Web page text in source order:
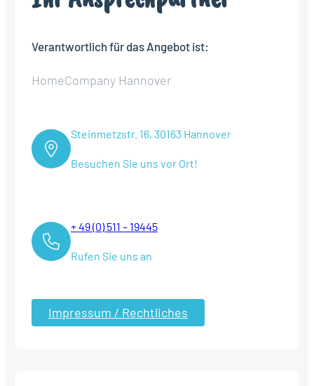
Verantwortlich für das Angebot ist:
HomeCompany Hannover
Steinmetzstr. 16, 30163 Hannover
Besuchen Sie uns vor Ort!
+ 49 (0) 511 – 19445
Rufen Sie uns an
Impressum / Rechtliches